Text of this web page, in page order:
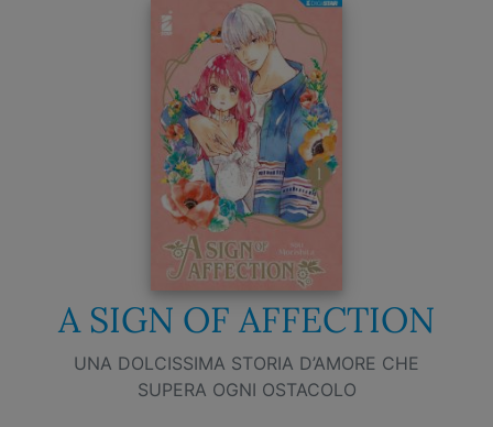
A SIGN OF AFFECTION
UNA DOLCISSIMA STORIA D’AMORE CHE
SUPERA OGNI OSTACOLO